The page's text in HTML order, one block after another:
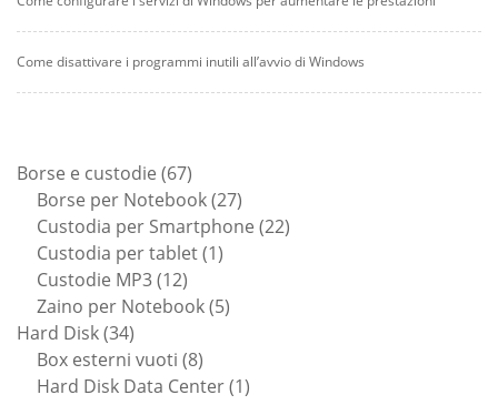
Come disattivare i programmi inutili all’avvio di Windows
Borse e custodie 6767
prodotti
Borse per Notebook 2727
prodotti
Custodia per Smartphone 2222
Custodia per tablet 11
Custodie MP3 1212
prodotti
Zaino per Notebook 55
Hard Disk 3434
prodotti
Box esterni vuoti 88
prodotti
Hard Disk Data Center 11